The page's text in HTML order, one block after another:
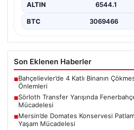
ALTIN 6544.1
BTC 3069466
Son Eklenen Haberler
■Bahçelievler’de 4 Katlı Binanın
Önlemleri
■Sörloth Transfer Yarışında
Mücadelesi
■Mersin’de Domates Konservesi
Yaşam Mücadelesi